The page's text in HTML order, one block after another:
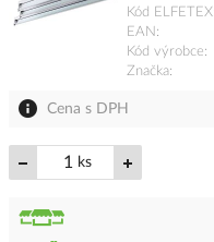
Kód ELFETEX
EAN
Kód výrobce
Značka
Cena s DPH
ks